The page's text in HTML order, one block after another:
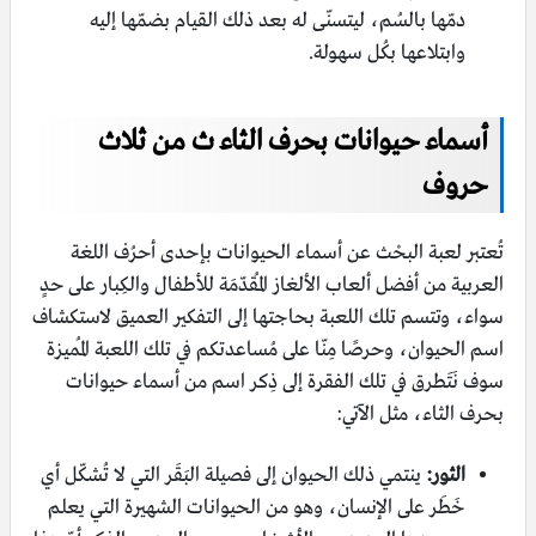
دمّها بالسُم، ليتسنّى له بعد ذلك القيام بضمّها إليه
وابتلاعها بكُل سهولة.
أسماء حيوانات بحرف الثاء ث من ثلاث
حروف
تُعتبر لعبة البحْث عن أسماء الحيوانات بإحدى أحرُف اللغة
العربية من أفضل ألعاب الألغاز المُقدّمَة للأطفال والكِبار على حدٍ
سواء، وتتسم تلك اللعبة بحاجتها إلى التفكير العميق لاستكشاف
اسم الحيوان، وحرصًا مِنّا على مُساعدتكم في تلك اللعبة المُميزة
سوف نَتَطرق في تلك الفقرة إلى ذِكر اسم من أسماء حيوانات
بحرف الثاء، مثل الآتي:
الثور: ينتمي ذلك الحيوان إلى فصيلة البَقَر التي لا تُشكّل أي
خَطَر على الإنسان، وهو من الحيوانات الشهيرة التي يعلم